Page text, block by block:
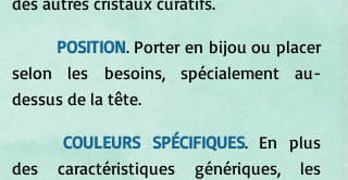
POSITION. Porter en bijou ou placer
selon les besoins, spécialement au-
dessus de la tête.
COULEURS SPÉCIFIQUES. En plus
des caractéristiques génériques, les